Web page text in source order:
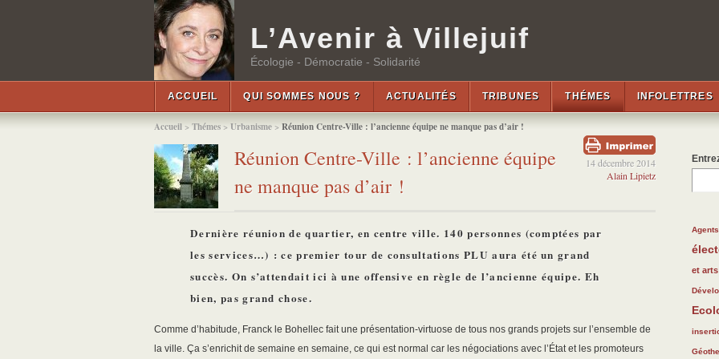
L’Avenir à Villejuif
Écologie - Démocratie - Solidarité
ACCUEIL QUI SOMMES NOUS ? ACTUALITÉS TRIBUNES THÉMES INFOLETTRES
Accueil > Thémes > Urbanisme > Réunion Centre-Ville : l’ancienne équipe ne manque pas d’air !
14 décembre 2014
Alain Lipietz
Réunion Centre-Ville : l’ancienne équipe
ne manque pas d’air !
Dernière réunion de quartier, en centre ville. 140 personnes (comptées par
les services…) : ce premier tour de consultations PLU aura été un grand
succès. On s’attendait ici à une offensive en règle de l’ancienne équipe. Eh
bien, pas grand chose.
Comme d’habitude, Franck le Bohellec fait une présentation-virtuose de tous nos grands projets sur l’ensemble de
la ville. Ça s’enrichit de semaine en semaine, ce qui est normal car les négociations avec l’État et les promoteurs
77/
136/
195/
190/
49/
101/
et arts
152/
38/283
73/283
73/
173/
179/
66/
70/
66/
60/
27/
126/
66/
14/
107/
63/
82/
96/